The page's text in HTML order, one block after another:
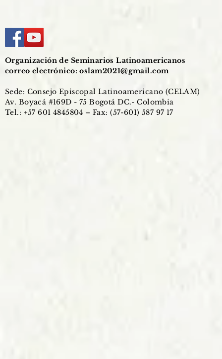
Organización de Seminarios Latinoamericanos
correo electrónico:oslam2021@gmail.com
Sede: Consejo Episcopal Latinoamericano (CELAM)
Av. Boyacá #169D - 75 Bogotá DC.- Colombia
Tel.: +57 601 4845804 – Fax: (57-601) 587 97 17